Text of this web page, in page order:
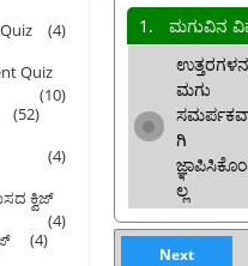
(4)
Quiz
(10)
(52)
(4)
ಕ್ವಿಜ್
(4)
(4)
1.
ಮಗುವಿನ
ಮಗು
ಗಿ
ಲ್ಲ
Next